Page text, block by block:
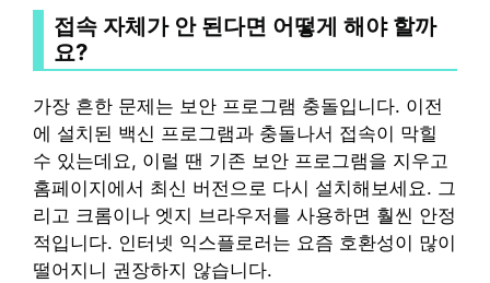
접속 자체가 안 된다면 어떻게 해야 할까
요?
가장 흔한 문제는 보안 프로그램 충돌입니다. 이전
에 설치된 백신 프로그램과 충돌나서 접속이 막힐
수 있는데요, 이럴 땐 기존 보안 프로그램을 지우고
홈페이지에서 최신 버전으로 다시 설치해보세요. 그
리고 크롬이나 엣지 브라우저를 사용하면 훨씬 안정
적입니다. 인터넷 익스플로러는 요즘 호환성이 많이
떨어지니 권장하지 않습니다.